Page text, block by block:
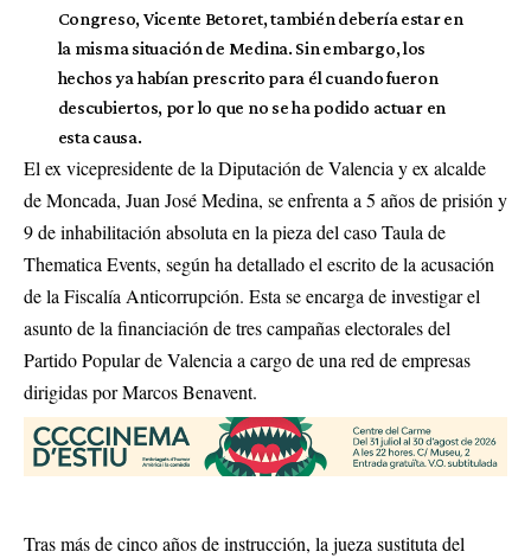
Congreso, Vicente Betoret, también debería estar en
la misma situación de Medina. Sin embargo, los
hechos ya habían prescrito para él cuando fueron
descubiertos, por lo que no se ha podido actuar en
esta causa.
El ex vicepresidente de la Diputación de Valencia y ex alcalde
de Moncada, Juan José Medina, se enfrenta a 5 años de prisión y
9 de inhabilitación absoluta en la pieza del caso Taula de
Thematica Events, según ha detallado el escrito de la acusación
de la Fiscalía Anticorrupción. Esta se encarga de investigar el
asunto de la financiación de tres campañas electorales del
Partido Popular de Valencia a cargo de una red de empresas
dirigidas por Marcos Benavent.
Tras más de cinco años de instrucción, la jueza sustituta del